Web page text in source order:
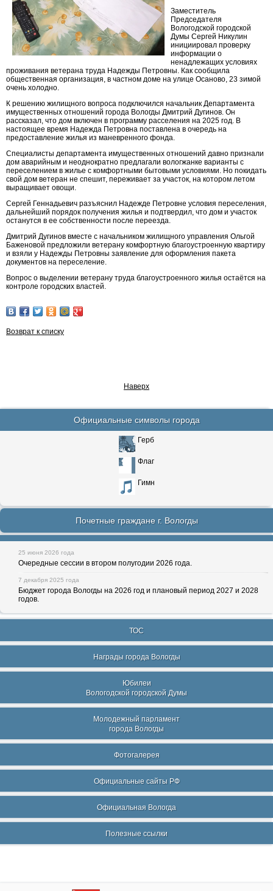
Заместитель
Председателя
Вологодской городской
Думы Сергей Никулин
инициировал проверку
информации о
ненадлежащих условиях
проживания ветерана труда Надежды Петровны. Как сообщила
общественная организация, в частном доме на улице Осаново, 23 зимой
очень холодно.
К решению жилищного вопроса подключился начальник Департамента
имущественных отношений города Вологды Дмитрий Дугинов. Он
рассказал, что дом включен в программу расселения на 2025 год. В
настоящее время Надежда Петровна поставлена в очередь на
предоставление жилья из маневренного фонда.
Специалисты департамента имущественных отношений давно признали
дом аварийным и неоднократно предлагали вологжанке варианты с
переселением в жилье с комфортными бытовыми условиями. Но покидать
свой дом ветеран не спешит, переживает за участок, на котором летом
выращивает овощи.
Сергей Геннадьевич разъяснил Надежде Петровне условия переселения,
дальнейший порядок получения жилья и подтвердил, что дом и участок
останутся в ее собственности после переезда.
Дмитрий Дугинов вместе с начальником жилищного управления Ольгой
Баженовой предложили ветерану комфортную благоустроенную квартиру
и взяли у Надежды Петровны заявление для оформления пакета
документов на переселение.
Вопрос о выделении ветерану труда благоустроенного жилья остаётся на
контроле городских властей.
Возврат к списку
Наверх
Официальные символы города
Герб
Флаг
Гимн
Почетные граждане г. Вологды
25 июня 2026 года
Очередные сессии в втором полугодии 2026 года.
7 декабря 2025 года
Бюджет города Вологды на 2026 год и плановый период 2027 и 2028
годов.
ТОС
Награды города Вологды
Юбилеи
Вологодской городской Думы
Молодежный парламент
города Вологды
Фотогалерея
Официальные сайты РФ
Официальная Вологда
Полезные ссылки